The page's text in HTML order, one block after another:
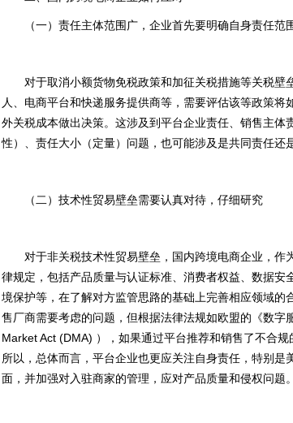
（一）责任主体范围广，企业首先要明确自身责任范
对于取消小额货物免税政策和加征关税措施等关税壁
人、电商平台和快递服务提供商等，需要评估该等政策
外关税成本做出决策。这涉及到平台企业责任、销售主体
性）、责任大小（定量）问题，也可能涉及是共同责任还
（二）技术性贸易壁垒需要认真对待，仔细研究
对于非关税技术性贸易壁垒，国内跨境电商企业，
律规定，包括产品质量与认证标准、消费者权益、数据安
境保护等，在了解对方监管思路的基础上完善相应领域的
售厂商需要考虑的问题，但根据法律法规如欧盟的《数字
Market Act (DMA) ），如果通过平台推荐和销售了不合规
所以，总体而言，平台企业也更应关注自身责任，特别是
面，并加强对入驻商家的管理，应对产品质量和侵权问题。